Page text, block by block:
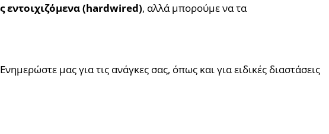
εντοιχιζόμενα (hardwired), αλλά μπορούμε να τα
μας για τις ανάγκες σας, όπως και για ειδικές διαστάσεις